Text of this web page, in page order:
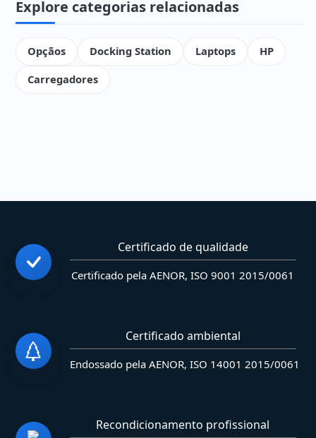
Explore categorias relacionadas
Opçãos Docking Station Laptops
HP
Carregadores
Certificado de qualidade
Certificado pela AENOR, ISO 9001 2015/0061
Certificado ambiental
Endossado pela AENOR, ISO 14001 2015/0061
Recondicionamento profissional